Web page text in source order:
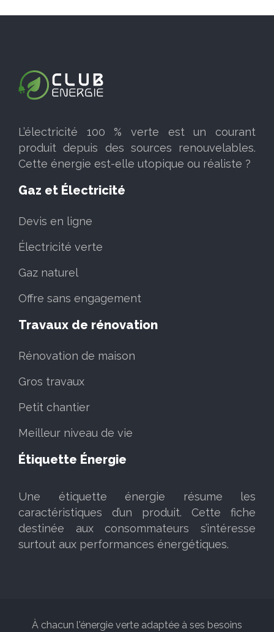
L’électricité 100 % verte est un courant
produit depuis des sources renouvelables.
Cette énergie est-elle utopique ou réaliste ?
Gaz et Électricité
Devis en ligne
Électricité verte
Gaz naturel
Offre sans engagement
Travaux de rénovation
Rénovation de maison
Gros travaux
Petit chantier
Meilleur niveau de vie
Étiquette Énergie
Une étiquette énergie résume les
caractéristiques d’un produit. Cette fiche
destinée aux consommateurs s’intéresse
surtout aux performances énergétiques.
À chacun l'énergie verte adaptée à ses besoins